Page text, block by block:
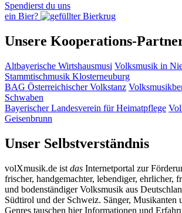
Spendierst du uns
ein Bier?
Unsere Kooperations-
Altbayerische Wirtshausmusi Volksmusik in
Stammtischmusik Klosterneuburg
BAG Österreichischer Volkstanz
Schwaben
Bayerischer Landesverein für Heimatpflege
Geisenbrunn
Unser Selbstverständnis
volXmusik.de ist das Internetportal zur
frischer, handgemachter, lebendiger, ehrlicher,
und bodenständiger Volksmusik aus
Südtirol und der Schweiz. Sänger, Musikanten
Genres tauschen hier Informationen und